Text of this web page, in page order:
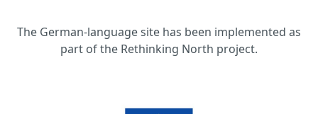
The German-language site has been implemented as
part of the Rethinking North project.